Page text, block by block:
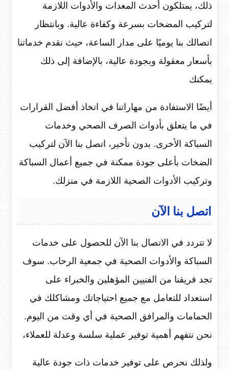
ذلك، يمتلكون أحدث المعدات والأدوات اللازمة
لتركيب المضخات بسرعة وكفاءة عالية. وبانتظار
اتصالك بنا يوميًا على مدار الساعة، حيث نقدم خدماتنا
بأسعار معقولة وبجودة عالية، بالإضافة إلى ذلك
يمكنك
أيضًا الاستفادة من مهاراتنا في اتخاذ أفضل القرارات
في ما يتعلق بأدوات الصرف الصحي وخدمات
السباكة الأخرى. بدون تأخير، اتصل بنا الآن لتركيب
الضخات بأعلى جودة ممكنة في جميع أعمال السباكة
وتركيب الأدوات الصحية اللازمة في منزلك.
اتصل بنا الآن
لا تتردد في الاتصال بنا الآن للحصول على خدمات
السباكة والأدوات الصحية في جمعية الرحاب. سوف
تجد فريقنا من الفنيين المؤهلين والخبراء على
استعداد للتعامل مع جميع احتياجاتك ومشاكلك في
الحمامات والمرافق الصحية في أي وقت من اليوم.
نحن نتفهم أهمية توفير عملية سلسة وعدلة للعملاء،
ولذلك نحرص على توفير خدمات ذات جودة عالية